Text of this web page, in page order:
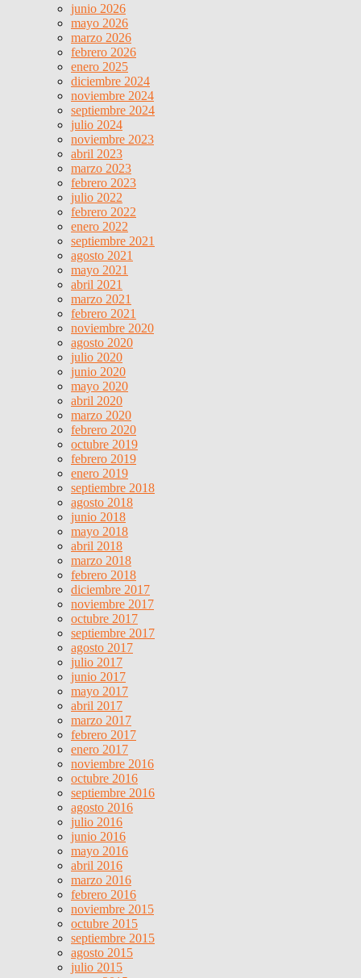
junio 2026
mayo 2026
marzo 2026
febrero 2026
enero 2025
diciembre 2024
noviembre 2024
septiembre 2024
julio 2024
noviembre 2023
abril 2023
marzo 2023
febrero 2023
julio 2022
febrero 2022
enero 2022
septiembre 2021
agosto 2021
mayo 2021
abril 2021
marzo 2021
febrero 2021
noviembre 2020
agosto 2020
julio 2020
junio 2020
mayo 2020
abril 2020
marzo 2020
febrero 2020
octubre 2019
febrero 2019
enero 2019
septiembre 2018
agosto 2018
junio 2018
mayo 2018
abril 2018
marzo 2018
febrero 2018
diciembre 2017
noviembre 2017
octubre 2017
septiembre 2017
agosto 2017
julio 2017
junio 2017
mayo 2017
abril 2017
marzo 2017
febrero 2017
enero 2017
noviembre 2016
octubre 2016
septiembre 2016
agosto 2016
julio 2016
junio 2016
mayo 2016
abril 2016
marzo 2016
febrero 2016
noviembre 2015
octubre 2015
septiembre 2015
agosto 2015
julio 2015